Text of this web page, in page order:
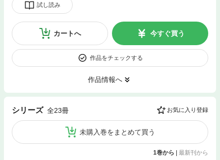
試し読み
カートへ 今すぐ買う
作品をチェックする
作品情報へ
シリーズ 全23冊 お気に入り登録
未購入巻をまとめて買う
1巻から | 最新刊から